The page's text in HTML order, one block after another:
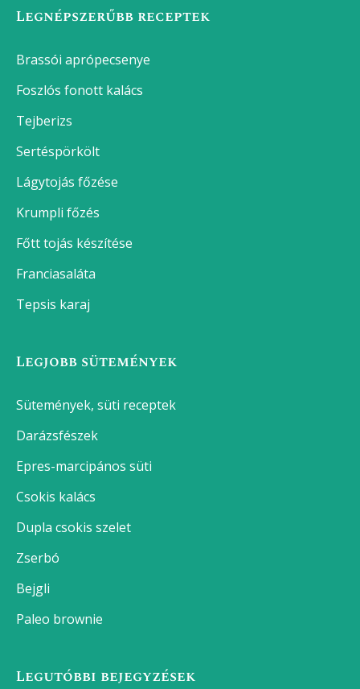
Legnépszerűbb receptek
Brassói aprópecsenye
Foszlós fonott kalács
Tejberizs
Sertéspörkölt
Lágytojás főzése
Krumpli főzés
Főtt tojás készítése
Franciasaláta
Tepsis karaj
Legjobb sütemények
Sütemények, süti receptek
Darázsfészek
Epres-marcipános süti
Csokis kalács
Dupla csokis szelet
Zserbó
Bejgli
Paleo brownie
Legutóbbi bejegyzések